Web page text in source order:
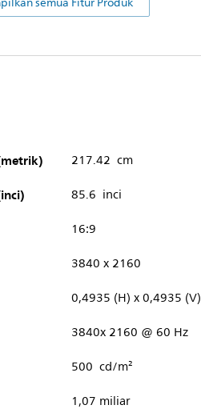
217.42 cm
85.6 inci
16:9
3840 x 2160
0,4935 (H) x 0,4935 (V)
3840x 2160 @ 60 Hz
500 cd/m²
1,07 miliar